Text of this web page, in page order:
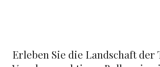
Erleben Sie die Landschaft der